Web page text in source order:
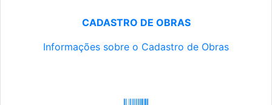
CADASTRO DE OBRAS
Informações sobre o Cadastro de Obras